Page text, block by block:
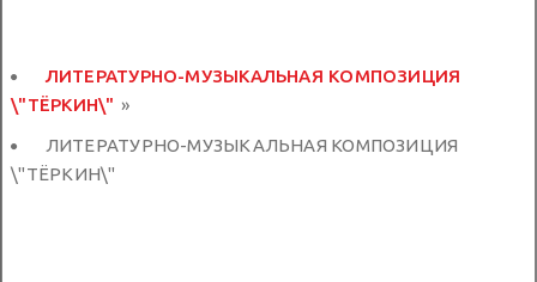
ЛИТЕРАТУРНО-МУЗЫКАЛЬНАЯ КОМПОЗИЦИЯ
\"ТЁРКИН\" »
ЛИТЕРАТУРНО-МУЗЫКАЛЬНАЯ КОМПОЗИЦИЯ
\"ТЁРКИН\"